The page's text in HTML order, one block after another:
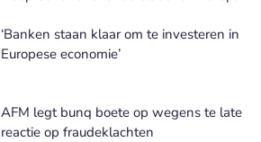
‘Banken staan klaar om te investeren in
Europese economie’
AFM legt bunq boete op wegens te late
reactie op fraudeklachten